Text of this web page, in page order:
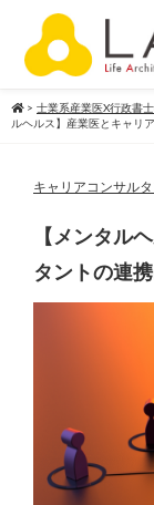
> 士業系産業医X行政書
ルヘルス】産業医とキャリ
キャリアコンサル
【メンタル
タントの連